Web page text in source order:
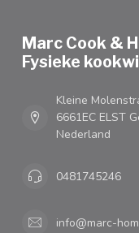
Marc Cook &
Fysieke
Kleine
6661EC ELST
Nederland
0481745246
info@marc-